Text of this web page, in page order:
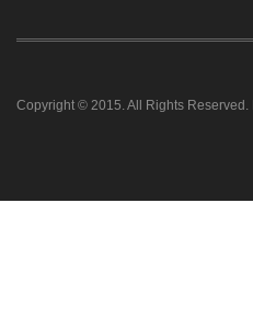
Copyright © 2015. All Rights Reserved.